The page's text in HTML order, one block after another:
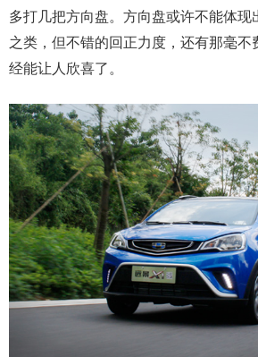
多打几把方向盘。方向盘或许不能体现
之类，但不错的回正力度，还有那毫不
经能让人欣喜了。